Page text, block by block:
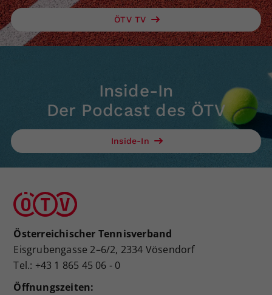
ÖTV TV
Inside-In
Der Podcast des ÖTV
Inside-In
Österreichischer Tennisverband
Eisgrubengasse 2–6/2, 2334 Vösendorf
Tel.: +43 1 865 45 06 - 0
Öffnungszeiten: